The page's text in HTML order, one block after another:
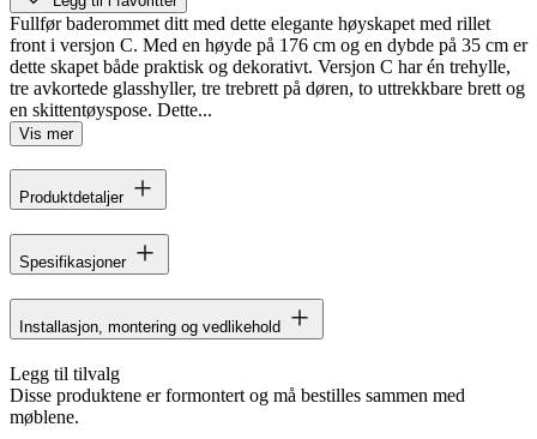
Fullfør baderommet ditt med dette elegante høyskapet med rillet
front i versjon C. Med en høyde på 176 cm og en dybde på 35 cm er
dette skapet både praktisk og dekorativt. Versjon C har én trehylle,
tre avkortede glasshyller, tre trebrett på døren, to uttrekkbare brett og
en skittentøyspose. Dette...
Vis mer
Produktdetaljer
Spesifikasjoner
Installasjon, montering og vedlikehold
Legg til tilvalg
Disse produktene er formontert og må bestilles sammen med
møblene.